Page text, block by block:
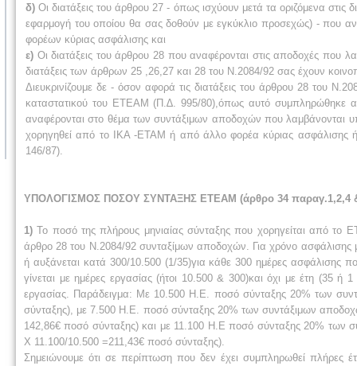
δ) Οι διατάξεις του άρθρου 27- όπως ισχύουν μετά τα οριζόμενα στις
εφαρμογή του οποίου θα σας δοθούν με εγκύκλιο προσεχώς) -που
φορέων κύριας ασφάλισης και
ε) Οι διατάξεις του άρθρου 28 που αναφέρονται στις αποδοχές που
διατάξεις των άρθρων 25 ,26,27 και 28 του Ν.2084/92 σας έχουν
Διευκρινίζουμε δε - όσον αφορά τις διατάξεις του άρθρου 28 του
καταστατικού του ΕΤΕΑΜ (Π.∆. 995/80),όπως αυτό συμπληρώθηκε
αναφέρονται στο θέμα των συντάξιμων αποδοχών που λαμβάνονται
χορηγηθεί από το ΙΚΑ -ΕΤΑΜ ή από άλλο φορέα κύριας ασφάλισης ή
146/87).
ΥΠΟΛΟΓΙΣΜΟΣ ΠΟΣΟΥ ΣΥΝΤΑΞΗΣ ΕΤΕΑΜ (άρθρο 34 παραγ.1,2,4
1)Το ποσό της πλήρους μηνιαίας σύνταξης που χορηγείται από
άρθρο 28 του Ν.2084/92 συνταξίμων αποδοχών. Για χρόνο ασφάλισης
ή αυξάνεται κατά 300/10.500 (1/35)για κάθε 300 ημέρες ασφάλισης
γίνεται με ημέρες εργασίας (ήτοι 10.500 & 300)και όχι με έτη
εργασίας. Παράδειγμα: Με 10.500 Η.Ε. ποσό σύνταξης 20% των
σύνταξης), με 7.500 Η.Ε. ποσό σύνταξης 20% των συντάξιμων
142,86€ ποσό σύνταξης) και με 11.100 Η.Ε ποσό σύνταξης 20% των
Χ 11.100/10.500 =211,43€ ποσό σύνταξης).
Σημειώνουμε ότι σε περίπτωση που δεν έχει συμπληρωθεί πλήρες